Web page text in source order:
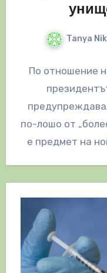
Tanya
По отношение
по-лошо от
е предмет на